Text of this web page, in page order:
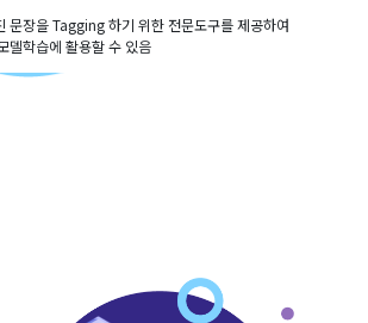
문장을 Tagging 하기 위한 전문도구를 제공하여
델학습에 활용할 수 있음